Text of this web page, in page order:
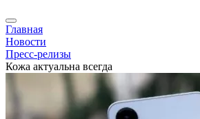
Главная
Новости
Пресс-релизы
Кожа актуальна всегда